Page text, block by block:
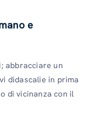
e
abbracciare un
didascalie in prima
di vicinanza con il